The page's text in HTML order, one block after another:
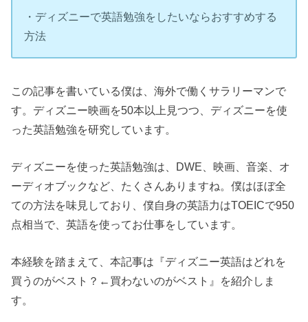
・ディズニーで英語勉強をしたいならおすすめする
方法
この記事を書いている僕は、海外で働くサラリーマンで
す。ディズニー映画を50本以上見つつ、ディズニーを使
った英語勉強を研究しています。
ディズニーを使った英語勉強は、DWE、映画、音楽、オ
ーディオブックなど、たくさんありますね。僕はほぼ全
ての方法を味見しており、僕自身の英語力はTOEICで950
点相当で、英語を使ってお仕事をしています。
本経験を踏まえて、本記事は『ディズニー英語はどれを
買うのがベスト？←買わないのがベスト』を紹介しま
す。